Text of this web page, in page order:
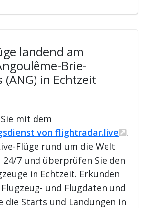
landend am
Brie-
(ANG) in Echtzeit
mit dem
von flightradar.live
.
Flüge rund um die Welt
7 und überprüfen Sie den
in Echtzeit. Erkunden
und Flugdaten und
die Starts und Landungen in